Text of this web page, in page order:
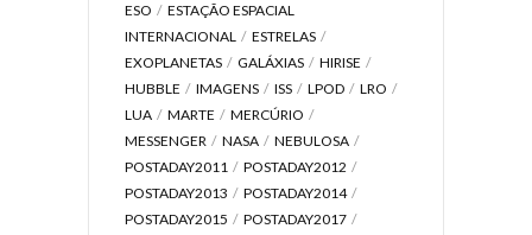
ESO
ESTAÇÃO ESPACIAL
INTERNACIONAL
ESTRELAS
EXOPLANETAS
GALÁXIAS
HIRISE
HUBBLE
IMAGENS ISS LPOD
LRO
LUA
MARTE
MERCÚRIO
MESSENGER
NASA
NEBULOSA
POSTADAY2011
POSTADAY2012
POSTADAY2013
POSTADAY2014
POSTADAY2015
POSTADAY2017